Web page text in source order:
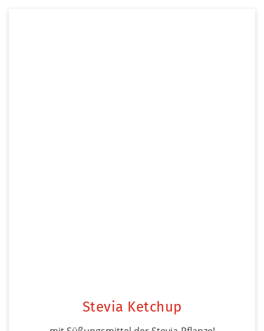
Stevia Ketchup